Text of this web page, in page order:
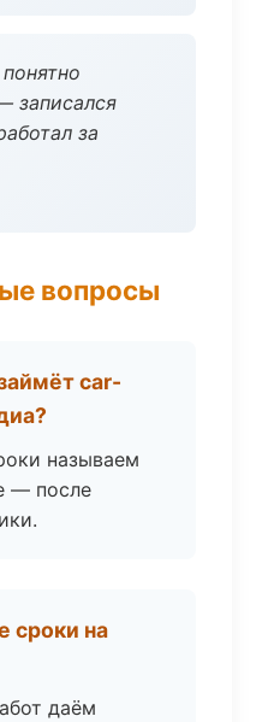
записался
за
вопросы
car-
называем
— после
сроки на
даём